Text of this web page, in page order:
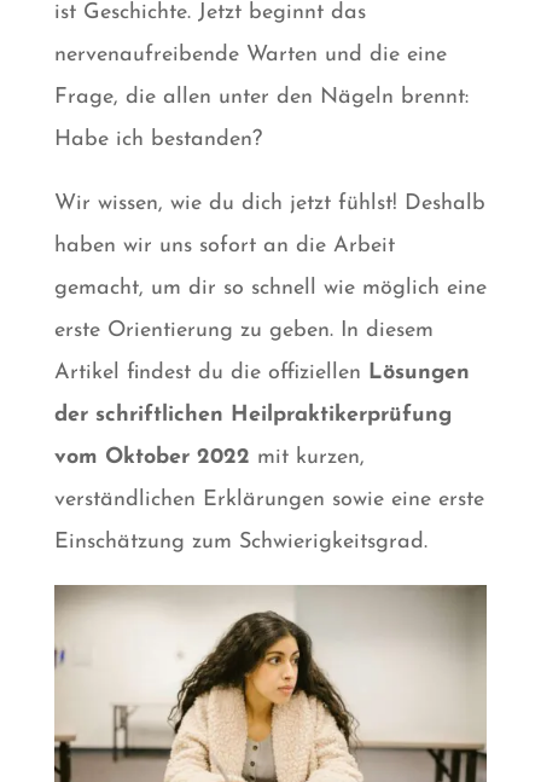
ist Geschichte. Jetzt beginnt das
nervenaufreibende Warten und die eine
Frage, die allen unter den Nägeln brennt:
Habe ich bestanden?
Wir wissen, wie du dich jetzt fühlst! Deshalb
haben wir uns sofort an die Arbeit
gemacht, um dir so schnell wie möglich eine
erste Orientierung zu geben. In diesem
Artikel findest du die offiziellen Lösungen
der schriftlichen Heilpraktikerprüfung
vom Oktober 2022 mit kurzen,
verständlichen Erklärungen sowie eine erste
Einschätzung zum Schwierigkeitsgrad.